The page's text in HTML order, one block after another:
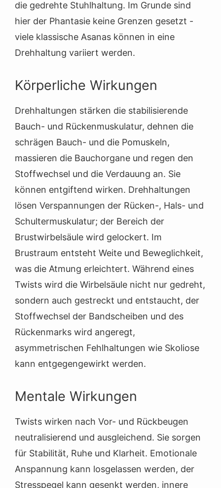
die gedrehte Stuhlhaltung. Im Grunde sind
hier der Phantasie keine Grenzen gesetzt -
viele klassische Asanas können in eine
Drehhaltung variiert werden.
Körperliche Wirkungen
Drehhaltungen stärken die stabilisierende
Bauch- und Rückenmuskulatur, dehnen die
schrägen Bauch- und die Pomuskeln,
massieren die Bauchorgane und regen den
Stoffwechsel und die Verdauung an. Sie
können entgiftend wirken. Drehhaltungen
lösen Verspannungen der Rücken-, Hals- und
Schultermuskulatur; der Bereich der
Brustwirbelsäule wird gelockert. Im
Brustraum entsteht Weite und Beweglichkeit,
was die Atmung erleichtert. Während eines
Twists wird die Wirbelsäule nicht nur gedreht,
sondern auch gestreckt und entstaucht, der
Stoffwechsel der Bandscheiben und des
Rückenmarks wird angeregt,
asymmetrischen Fehlhaltungen wie Skoliose
kann entgegengewirkt werden.
Mentale Wirkungen
Twists wirken nach Vor- und Rückbeugen
neutralisierend und ausgleichend. Sie sorgen
für Stabilität, Ruhe und Klarheit. Emotionale
Anspannung kann losgelassen werden, der
Stresspegel kann gesenkt werden, innere